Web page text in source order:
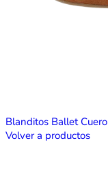
Blanditos Ballet Cuero
Volver a productos